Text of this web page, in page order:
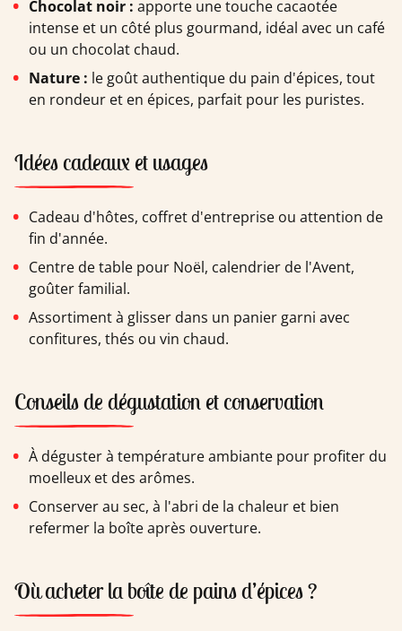
Chocolat noir : apporte une touche cacaotée
intense et un côté plus gourmand, idéal avec un café
ou un chocolat chaud.
Nature : le goût authentique du pain d'épices, tout
en rondeur et en épices, parfait pour les puristes.
Idées cadeaux et usages
Cadeau d'hôtes, coffret d'entreprise ou attention de
fin d'année.
Centre de table pour Noël, calendrier de l'Avent,
goûter familial.
Assortiment à glisser dans un panier garni avec
confitures, thés ou vin chaud.
Conseils de dégustation et conservation
À déguster à température ambiante pour profiter du
moelleux et des arômes.
Conserver au sec, à l'abri de la chaleur et bien
refermer la boîte après ouverture.
Où acheter la boîte de pains d’épices ?